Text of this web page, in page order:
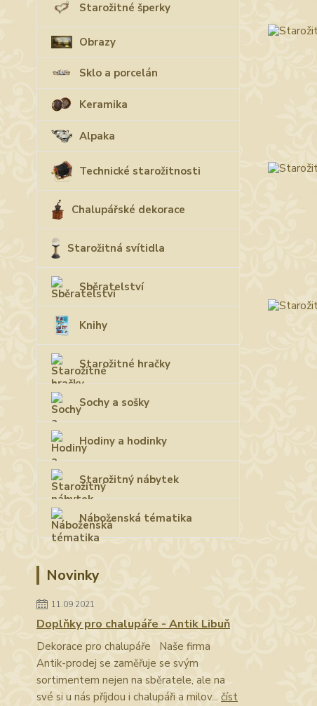
Starožitné šperky
Obrazy
Sklo a porcelán
Keramika
Alpaka
Technické starožitnosti
Chalupářské dekorace
Starožitná svítidla
Sběratelství
Knihy
Starožitné hračky
Sochy a sošky
Hodiny a hodinky
Starožitný nábytek
Náboženská tématika
Novinky
11.09.2021
Doplňky pro chalupáře - Antik Libuň
Dekorace pro chalupáře Naše firma
Antik-prodej se zaměřuje se svým
sortimentem nejen na sběratele, ale na
své si u nás příjdou i chalupáři a milov... číst